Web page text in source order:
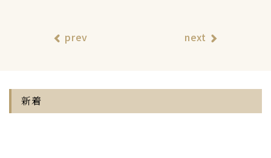
prev next
新着